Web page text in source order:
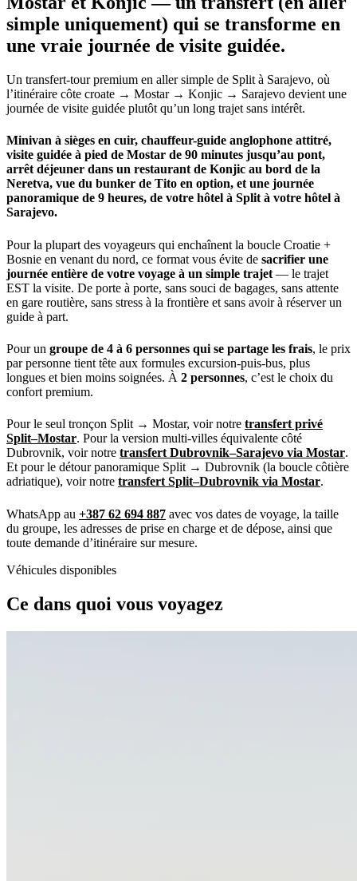
simple uniquement) qui se transforme en
une vraie journée de visite guidée.
Un transfert-tour premium en aller simple de Split à Sarajevo, où
l’itinéraire côte croate → Mostar → Konjic → Sarajevo devient une
journée de visite guidée plutôt qu’un long trajet sans intérêt.
Minivan à sièges en cuir, chauffeur-guide anglophone attitré,
visite guidée à pied de Mostar de 90 minutes jusqu’au pont,
arrêt déjeuner dans un restaurant de Konjic au bord de la
Neretva, vue du bunker de Tito en option, et une journée
panoramique de 9 heures, de votre hôtel à Split à votre hôtel à
Sarajevo.
Pour la plupart des voyageurs qui enchaînent la boucle Croatie +
Bosnie en venant du nord, ce format vous évite de sacrifier une
journée entière de votre voyage à un simple trajet — le trajet
EST la visite. De porte à porte, sans souci de bagages, sans attente
en gare routière, sans stress à la frontière et sans avoir à réserver un
guide à part.
Pour un groupe de 4 à 6 personnes qui se partage les frais, le prix
par personne tient tête aux formules excursion-puis-bus, plus
longues et bien moins soignées. À 2 personnes, c’est le choix du
confort premium.
Pour le seul tronçon Split → Mostar, voir notre transfert privé
Split–Mostar. Pour la version multi-villes équivalente côté
Dubrovnik, voir notre transfert Dubrovnik–Sarajevo via Mostar.
Et pour le détour panoramique Split → Dubrovnik (la boucle côtière
adriatique), voir notre transfert Split–Dubrovnik via Mostar.
WhatsApp au +387 62 694 887 avec vos dates de voyage, la taille
du groupe, les adresses de prise en charge et de dépose, ainsi que
toute demande d’itinéraire sur mesure.
Véhicules disponibles
Ce dans quoi vous voyagez